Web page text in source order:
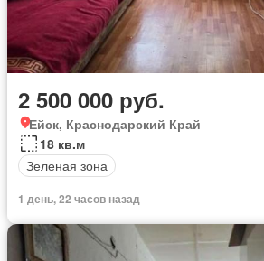
2 500 000 руб.
Ейск, Краснодарский Край
18 кв.м
Зеленая зона
1 день, 22 часов назад